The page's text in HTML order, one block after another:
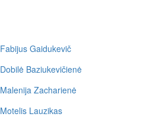
Fabijus Gaidukevič
Dobilė Baziukevičienė
Malenija Zacharienė
Motelis Lauzikas